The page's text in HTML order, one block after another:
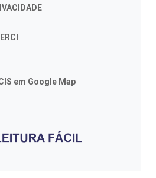
em Google Map